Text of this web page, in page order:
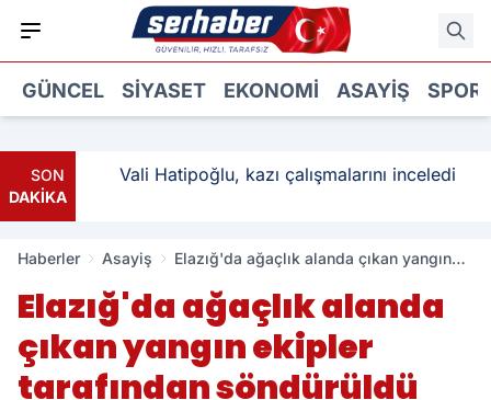
GÜNCEL SIYASET EKONOMI ASAYIŞ SPOR
SON
DAKİKA
Vali Hatipoğlu, kazı çalışmalarını inceledi
Haberler Asayiş
Elazığ'da ağaçlık alanda çıkan yangın
Elazığ'da ağaçlık alanda
çıkan yangın ekipler
tarafından söndürüldü